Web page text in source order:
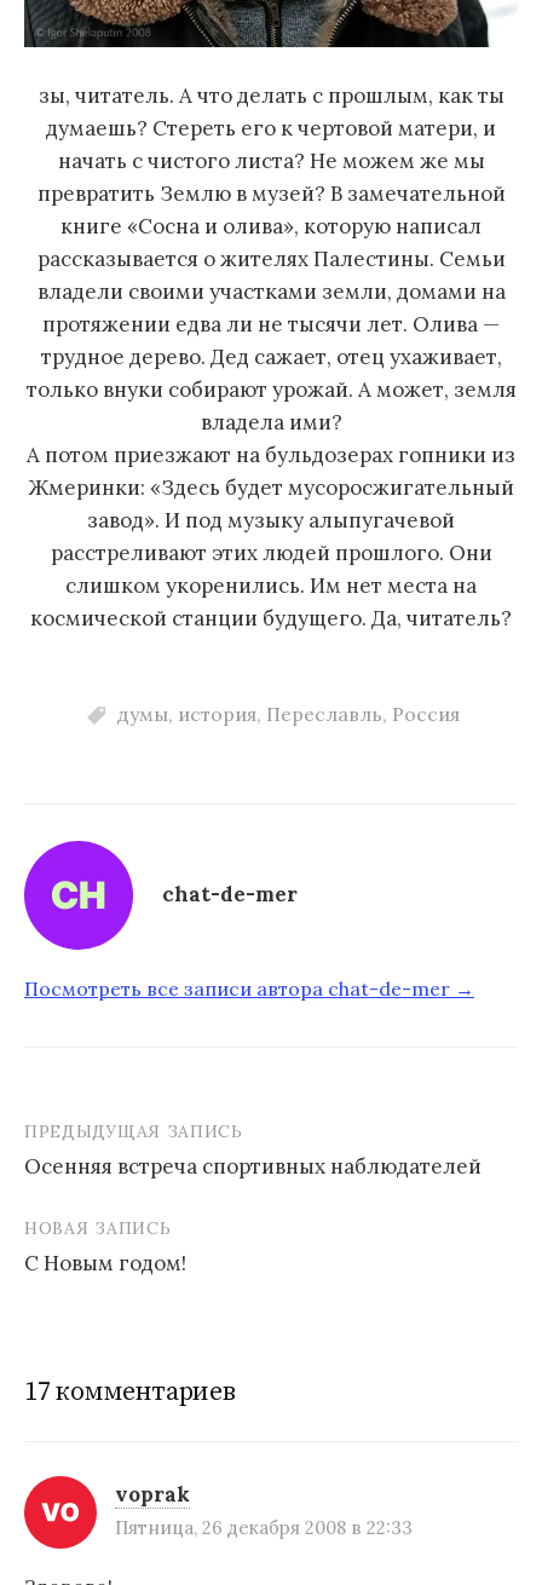
зы, читатель. А что делать с прошлым, как ты
думаешь? Стереть его к чертовой матери, и
начать с чистого листа? Не можем же мы
превратить Землю в музей? В замечательной
книге «Сосна и олива», которую написал
рассказывается о жителях Палестины. Семьи
владели своими участками земли, домами на
протяжении едва ли не тысячи лет. Олива —
трудное дерево. Дед сажает, отец ухаживает,
только внуки собирают урожай. А может, земля
владела ими?
А потом приезжают на бульдозерах гопники из
Жмеринки: «Здесь будет мусоросжигательный
завод». И под музыку алыпугачевой
расстреливают этих людей прошлого. Они
слишком укоренились. Им нет места на
космической станции будущего. Да, читатель?
думы, история, Переславль, Россия
chat-de-mer
Посмотреть все записи автора chat-de-mer →
а
и
я
ПРЕДЫДУЩАЯ ЗАПИСЬ
Осенняя встреча спортивных наблюдателей
НОВАЯ ЗАПИСЬ
С Новым годом!
17 комментариев
voprak
Пятница, 26 декабря 2008 в 22:33